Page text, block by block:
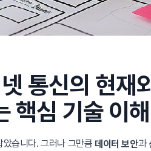
통신의 현재
핵심 기술 이해
습니다. 그러나 그만큼 데이터 보안과